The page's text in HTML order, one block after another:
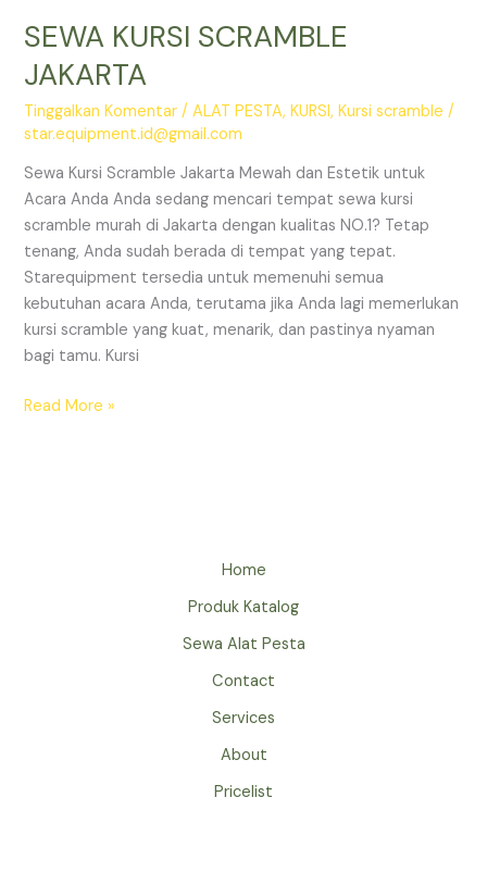
SEWA KURSI SCRAMBLE
JAKARTA
Tinggalkan Komentar /ALAT PESTA,KURSI,Kursi scramble /
star.equipment.id@gmail.com
Sewa Kursi Scramble Jakarta Mewah dan Estetik untuk
Acara Anda Anda sedang mencari tempat sewa kursi
scramble murah di Jakarta dengan kualitas NO.1? Tetap
tenang, Anda sudah berada di tempat yang tepat.
Starequipment tersedia untuk memenuhi semua
kebutuhan acara Anda, terutama jika Anda lagi memerlukan
kursi scramble yang kuat, menarik, dan pastinya nyaman
bagi tamu. Kursi
SEWA
Read More »
Home
Produk Katalog
Sewa Alat Pesta
Contact
Services
About
Pricelist